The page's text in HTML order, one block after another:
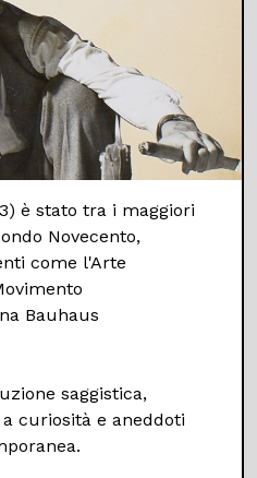
è stato tra i maggiori
Novecento,
come l'Arte
Bauhaus
saggistica,
curiosità e aneddoti